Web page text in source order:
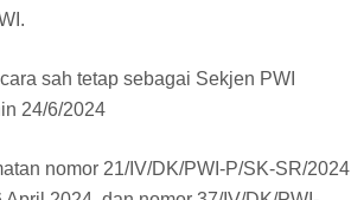
sah tetap sebagai Sekjen PWI
24/6/2024
nomor 21/IV/DK/PWI-P/SK-SR/2024